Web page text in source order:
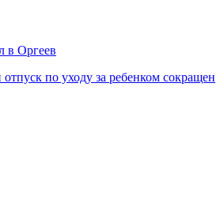
в Оргеев
по уходу за ребенком сокращен